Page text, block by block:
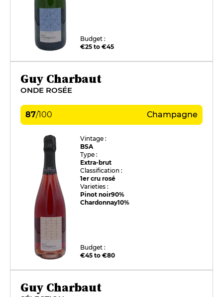
Budget :
€25 to €45
Guy Charbaut
ONDE ROSÉE
87/100 Champagne
Vintage :
BSA
Type :
Extra-brut
Classification :
1er cru rosé
Varieties :
Pinot noir90%
Chardonnay10%
Budget :
€45 to €80
Guy Charbaut